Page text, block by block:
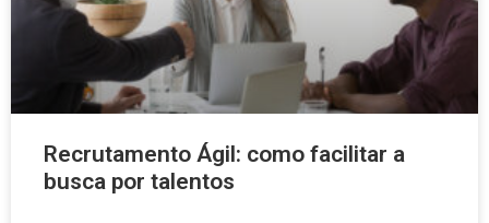
Recrutamento Ágil: como facilitar a
busca por talentos